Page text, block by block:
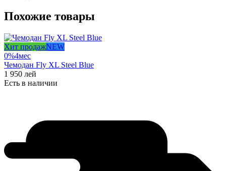
Похожие товары
Хит продажNEW
0%4мес
Чемодан Fly XL Steel Blue
1 950 лей
Есть в наличии